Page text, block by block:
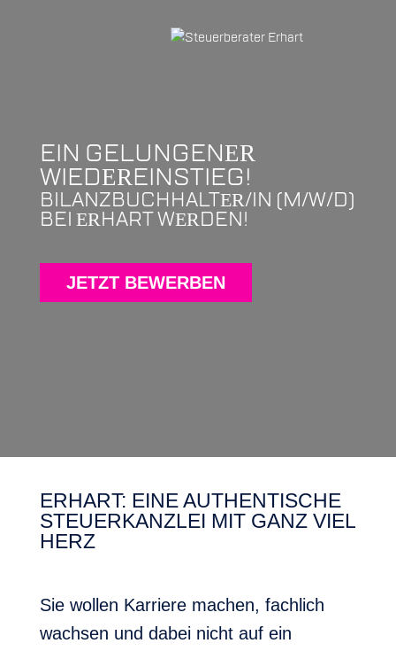
EIN GELUNGENER
WIEDEREINSTIEG!
BILANZBUCHHALTER/IN (M/W/D)
BEI ERHART WERDEN!
JETZT BEWERBEN
ERHART: EINE AUTHENTISCHE
STEUERKANZLEI MIT GANZ VIEL
HERZ
Sie wollen Karriere machen, fachlich
wachsen und dabei nicht auf ein